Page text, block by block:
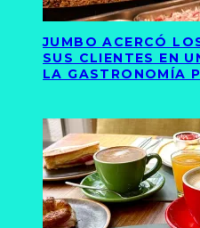
JUMBO ACERCÓ
SUS CLIENTES EN
LA GASTRONOMÍA